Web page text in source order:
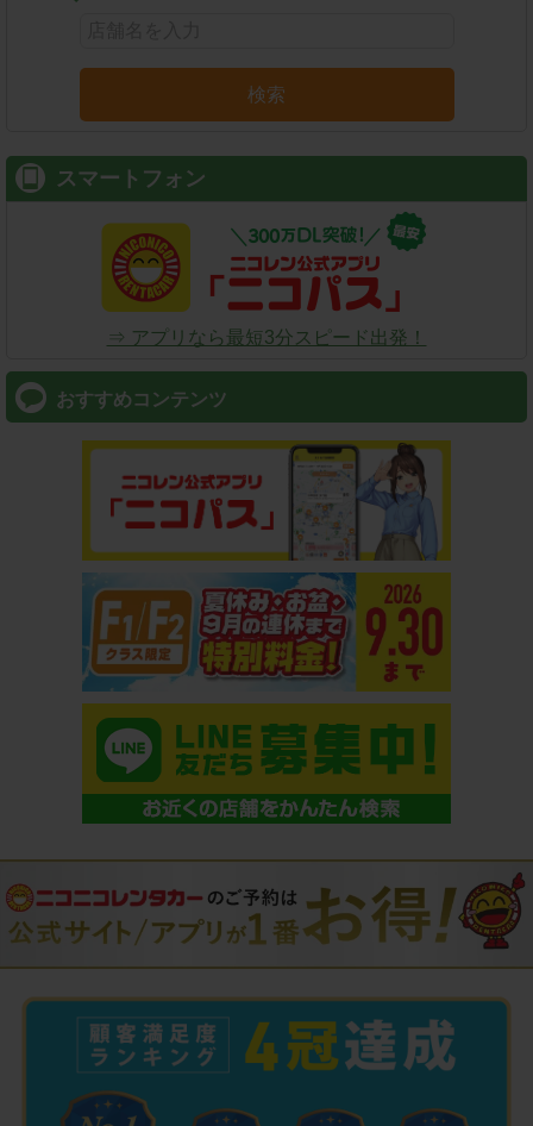
検索
スマートフォン
⇒ アプリなら最短3分スピード出発！
おすすめコンテンツ